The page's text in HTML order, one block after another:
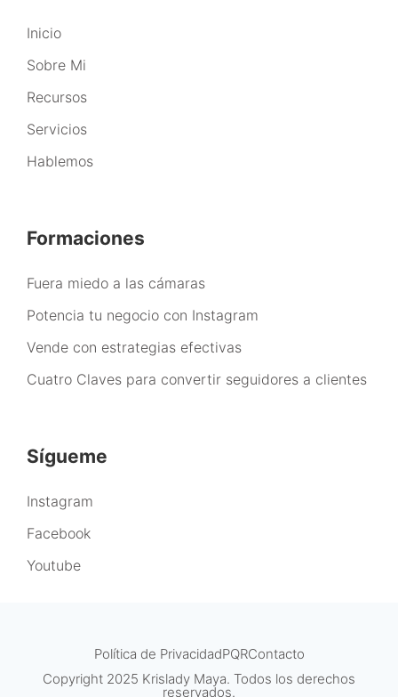
Inicio
Sobre Mi
Recursos
Servicios
Hablemos
Formaciones
Fuera miedo a las cámaras
Potencia tu negocio con Instagram
Vende con estrategias efectivas
Cuatro Claves para convertir seguidores a clientes
Sígueme
Instagram
Facebook
Youtube
Copyright 2025 Krislady Maya. Todos los derechos
reservados.
Política de PrivacidadPQRContacto